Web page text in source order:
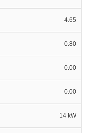
4.65
0.80
0.00
0.00
14 kW